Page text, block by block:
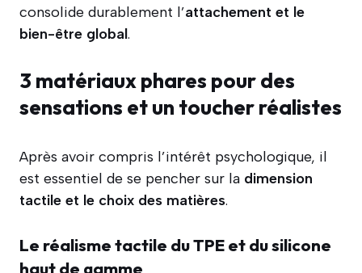
consolide durablement l’attachement et le
bien-être global.
3 matériaux phares pour des
sensations et un toucher réalistes
Après avoir compris l’intérêt psychologique, il
est essentiel de se pencher sur la dimension
tactile et le choix des matières.
Le réalisme tactile du TPE et du silicone
haut de gamme